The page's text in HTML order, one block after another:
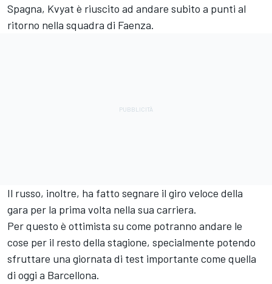
Spagna, Kvyat è riuscito ad andare subito a punti al
ritorno nella squadra di Faenza.
Il russo, inoltre, ha fatto segnare il giro veloce della
gara per la prima volta nella sua carriera.
Per questo è ottimista su come potranno andare le
cose per il resto della stagione, specialmente potendo
sfruttare una giornata di test importante come quella
di oggi a Barcellona.